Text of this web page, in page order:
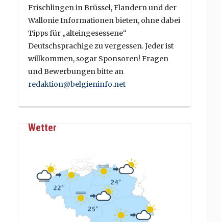
Frischlingen in Brüssel, Flandern und der
Wallonie Informationen bieten, ohne dabei
Tipps für „alteingesessene“
Deutschsprachige zu vergessen. Jeder ist
willkommen, sogar Sponsoren! Fragen
und Bewerbungen bitte an
redaktion@belgieninfo.net
Wetter